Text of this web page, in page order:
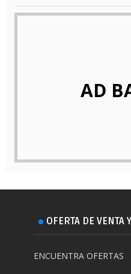
AD
OFERTA DE VENTA
ENCUENTRA OFERTAS